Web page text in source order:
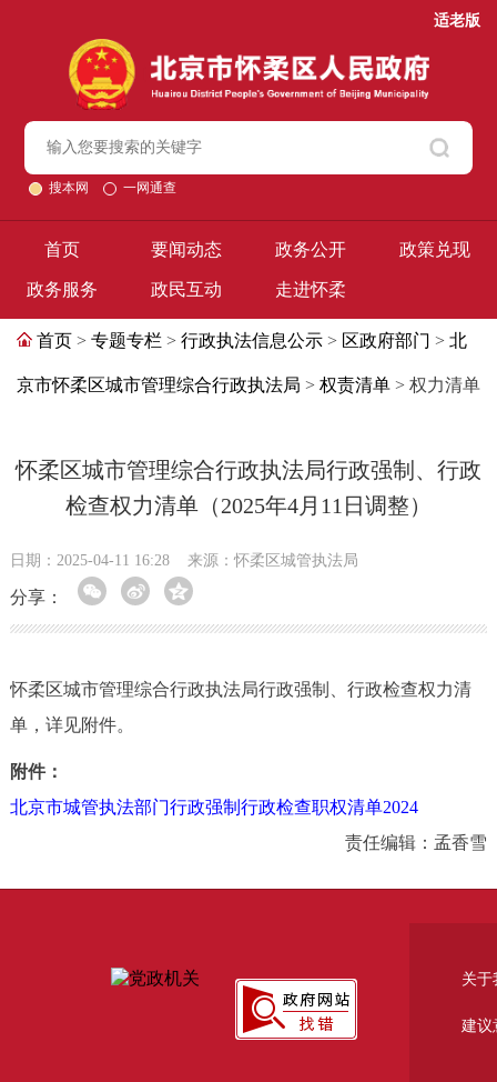
适老版
搜本网 一网通查
首页 要闻动态 政务公开 政策兑现
政务服务 政民互动 走进怀柔
首页 > 专题专栏 > 行政执法信息公示 > 区政府部门 > 北
京市怀柔区城市管理综合行政执法局 > 权责清单 > 权力清单
怀柔区城市管理综合行政执法局行政强制、行政
检查权力清单（2025年4月11日调整）
日期：2025-04-11 16:28 来源：怀柔区城管执法局
分享：
怀柔区城市管理综合行政执法局行政强制、行政检查权力清
单，详见附件。
附件：
北京市城管执法部门行政强制行政检查职权清单2024
责任编辑：孟香雪
关于
建议